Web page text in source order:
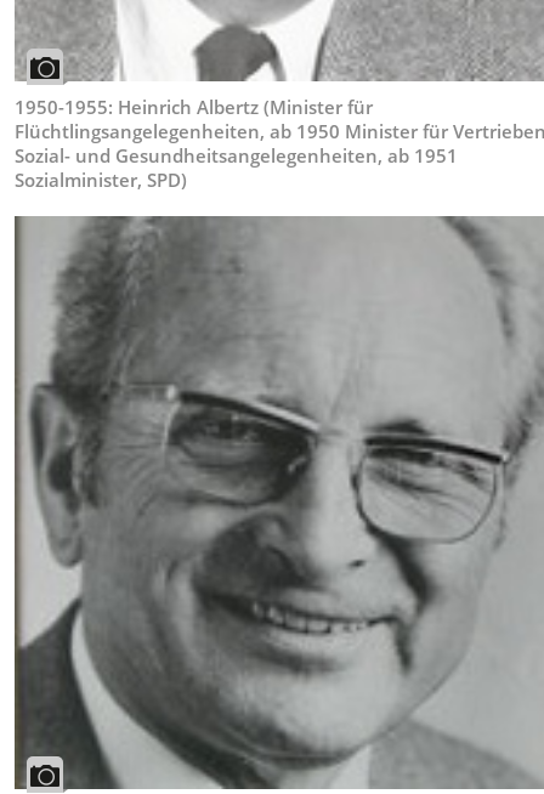
1950-1955: Heinrich Albertz (Minister für
Flüchtlingsangelegenheiten, ab 1950 Minister für
Sozial- und Gesundheitsangelegenheiten, ab 1951
Sozialminister, SPD)